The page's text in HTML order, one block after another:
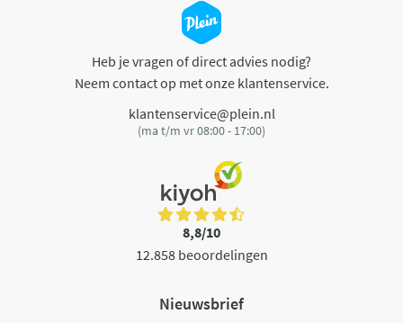
Heb je vragen of direct advies nodig?
Neem contact op met onze klantenservice.
klantenservice@plein.nl
(ma t/m vr 08:00 - 17:00)
8,8/10
12.858 beoordelingen
Nieuwsbrief